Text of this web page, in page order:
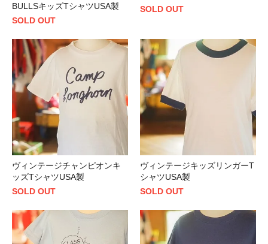
BULLSキッズTシャツUSA製
SOLD OUT
SOLD OUT
ヴィンテージチャンピオンキ
ッズTシャツUSA製
SOLD OUT
ヴィンテージキッズリンガーT
シャツUSA製
SOLD OUT